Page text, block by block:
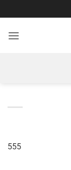
qua
nội
555